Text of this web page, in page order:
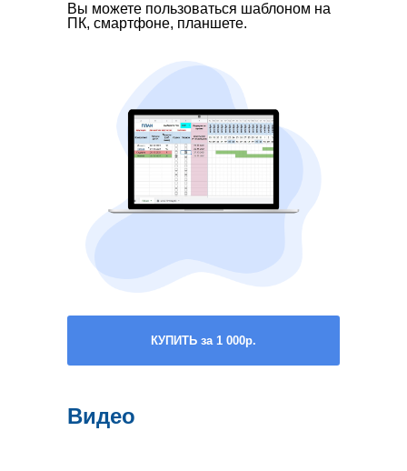
КУПИТЬ за 1 000р.
Вы можете пользоваться шаблоном на
ПК, смартфоне, планшете.
Календарный
Видео